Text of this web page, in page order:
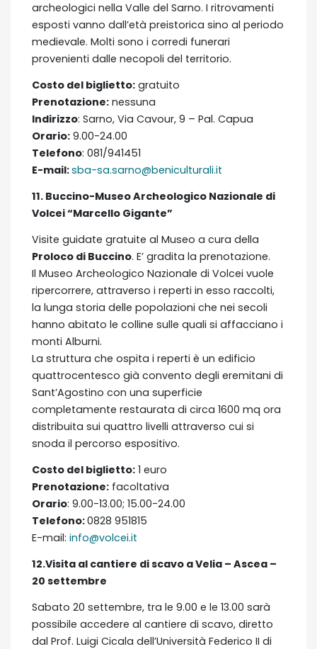
archeologici nella Valle del Sarno. I ritrovamenti
esposti vanno dall’età preistorica sino al periodo
medievale. Molti sono i corredi funerari
provenienti dalle necopoli del territorio.
Costo del biglietto: gratuito
Prenotazione: nessuna
Indirizzo: Sarno, Via Cavour, 9 – Pal. Capua
Orario: 9.00-24.00
Telefono: 081/941451
E-mail:sba-sa.sarno@beniculturali.it
11. Buccino-Museo Archeologico Nazionale di
Volcei “Marcello Gigante”
Visite guidate gratuite al Museo a cura della
Proloco di Buccino. E’ gradita la prenotazione.
Il Museo Archeologico Nazionale di Volcei vuole
ripercorrere, attraverso i reperti in esso raccolti,
la lunga storia delle popolazioni che nei secoli
hanno abitato le colline sulle quali si affacciano i
monti Alburni.
La struttura che ospita i reperti è un edificio
quattrocentesco già convento degli eremitani di
Sant’Agostino con una superficie
completamente restaurata di circa 1600 mq ora
distribuita sui quattro livelli attraverso cui si
snoda il percorso espositivo.
Costo del biglietto: 1 euro
Prenotazione: facoltativa
Orario: 9.00-13.00; 15.00-24.00
Telefono:0828 951815
E-mail: info@volcei.it
12.Visita al cantiere di scavo a Velia – Ascea –
20 settembre
Sabato 20 settembre, tra le 9.00 e le 13.00 sarà
possibile accedere al cantiere di scavo, diretto
dal Prof. Luigi Cicala dell’Università Federico II di